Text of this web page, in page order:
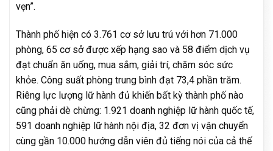
vẹn”.
Thành phố hiện có 3.761 cơ sở lưu trú với hơn 71.000
phòng, 65 cơ sở được xếp hạng sao và 58 điểm dịch vụ
đạt chuẩn ăn uống, mua sắm, giải trí, chăm sóc sức
khỏe. Công suất phòng trung bình đạt 73,4 phần trăm.
Riêng lực lượng lữ hành đủ khiến bất kỳ thành phố nào
cũng phải dè chừng: 1.921 doanh nghiệp lữ hành quốc tế,
591 doanh nghiệp lữ hành nội địa, 32 đơn vị vận chuyển
cùng gần 10.000 hướng dẫn viên đủ tiếng nói của cả thế